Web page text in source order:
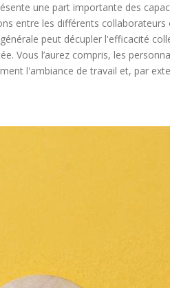
une part importante des
entre les différents collaborateurs
peut décupler l'efficacité
Vous l’aurez compris, les
l'ambiance de travail et, par